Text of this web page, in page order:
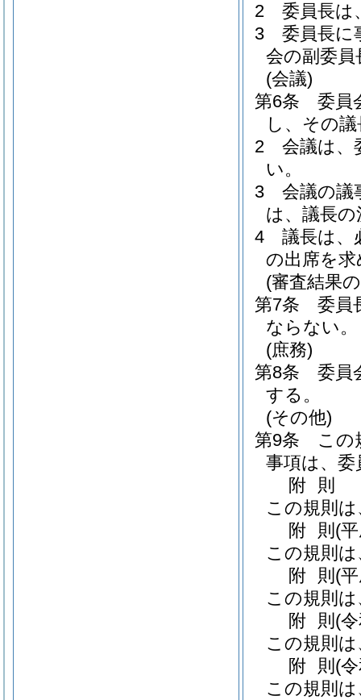
2
委員長は
3
委員長に
会の副委
(会議)
第6条
委員
し、その
2
会議は、
い。
3
会議の議
は、議長
4
議長は、
の出席を
(審査結果
第7条
委員
ならない。
(庶務)
第8条
委員
する。
(その他)
第9条
この
事項は、
附 則
この規則
附 則 (
この規則
附 則 (
この規則
附 則 (
この規則
附 則 (
この規則